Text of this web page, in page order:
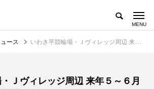
ース いわき平競輪場・Ｊヴィレッジ周辺 来年５～６月にパラ自転車のＷ杯開催へ
Ｊヴィレッジ周辺 来年５～６月